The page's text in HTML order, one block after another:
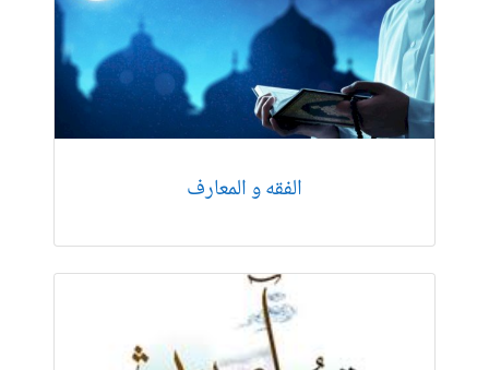
الفقه و المعارف